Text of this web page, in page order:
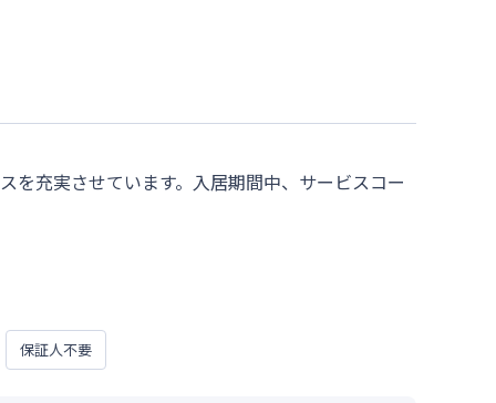
を充実させています。入居期間中、サービスコー
保証人不要